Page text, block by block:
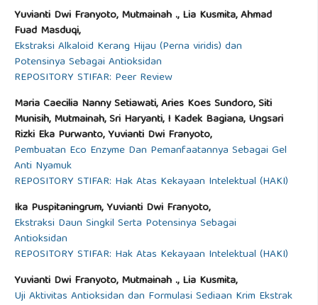
Yuvianti Dwi Franyoto, Mutmainah ., Lia Kusmita, Ahmad
Fuad Masduqi,
Ekstraksi Alkaloid Kerang Hijau (Perna viridis) dan
Potensinya Sebagai Antioksidan
REPOSITORY STIFAR: Peer Review
Maria Caecilia Nanny Setiawati, Aries Koes Sundoro, Siti
Munisih, Mutmainah, Sri Haryanti, I Kadek Bagiana, Ungsari
Rizki Eka Purwanto, Yuvianti Dwi Franyoto,
Pembuatan Eco Enzyme Dan Pemanfaatannya Sebagai Gel
Anti Nyamuk
REPOSITORY STIFAR: Hak Atas Kekayaan Intelektual (HAKI)
Ika Puspitaningrum, Yuvianti Dwi Franyoto,
Ekstraksi Daun Singkil Serta Potensinya Sebagai
Antioksidan
REPOSITORY STIFAR: Hak Atas Kekayaan Intelektual (HAKI)
Yuvianti Dwi Franyoto, Mutmainah ., Lia Kusmita,
Uji Aktivitas Antioksidan dan Formulasi Sediaan Krim Ekstrak